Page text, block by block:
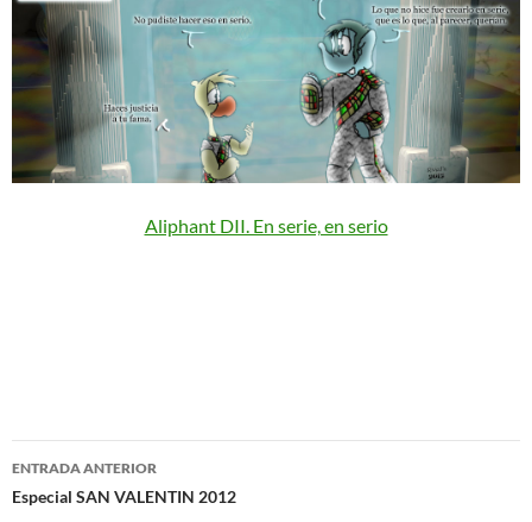
Aliphant DII. En serie, en serio
Navegación
de
ENTRADA ANTERIOR
Especial SAN VALENTIN 2012